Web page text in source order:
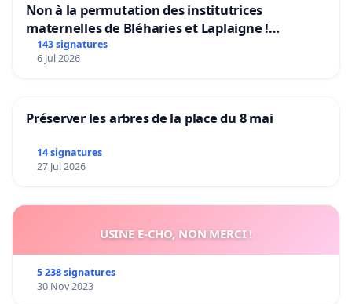
Non à la permutation des institutrices
maternelles de Bléharies et Laplaigne !
Préservons la stabilité de nos enfants.
143 signatures
6 Jul 2026
Préserver les arbres de la place du 8 mai
14 signatures
27 Jul 2026
USINE E-CHO, NON MERCI !
5 238 signatures
30 Nov 2023